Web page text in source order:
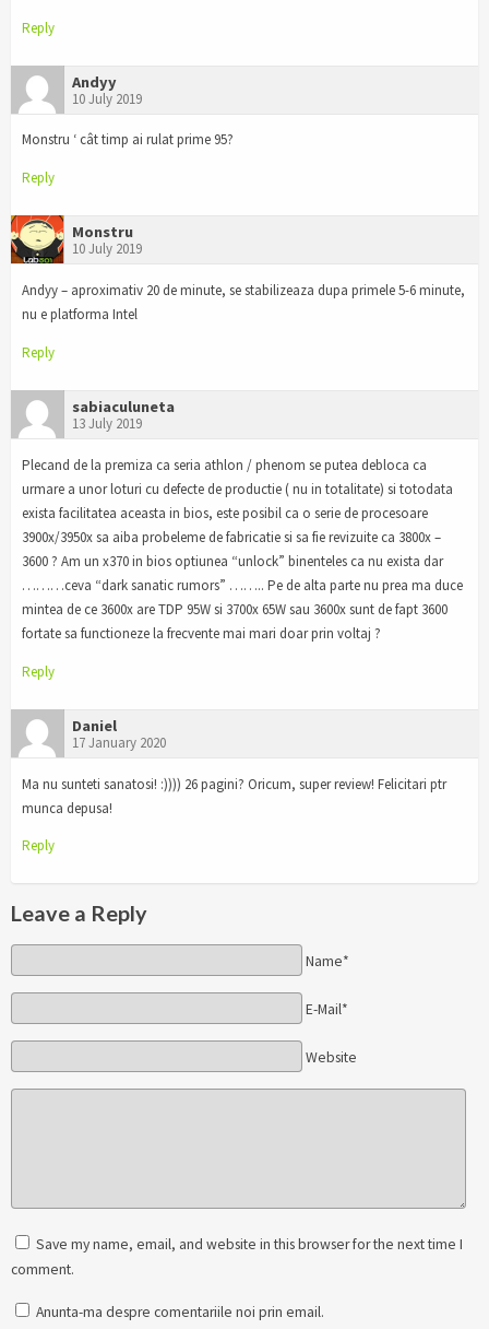
Reply
Andyy
10 July 2019
Monstru ‘ cât timp ai rulat prime 95?
Reply
Monstru
10 July 2019
Andyy – aproximativ 20 de minute, se stabilizeaza dupa primele 5-6 minute,
nu e platforma Intel
Reply
sabiaculuneta
13 July 2019
Plecand de la premiza ca seria athlon / phenom se putea debloca ca
urmare a unor loturi cu defecte de productie ( nu in totalitate) si totodata
exista facilitatea aceasta in bios, este posibil ca o serie de procesoare
3900x/3950x sa aiba probeleme de fabricatie si sa fie revizuite ca 3800x –
3600 ? Am un x370 in bios optiunea “unlock” binenteles ca nu exista dar
………ceva “dark sanatic rumors” …….. Pe de alta parte nu prea ma duce
mintea de ce 3600x are TDP 95W si 3700x 65W sau 3600x sunt de fapt 3600
fortate sa functioneze la frecvente mai mari doar prin voltaj ?
Reply
Daniel
17 January 2020
Ma nu sunteti sanatosi! :)))) 26 pagini? Oricum, super review! Felicitari ptr
munca depusa!
Reply
Leave a Reply
Name*
E-Mail*
Website
Save my name, email, and website in this browser for the next time I
comment.
Anunta-ma despre comentariile noi prin email.